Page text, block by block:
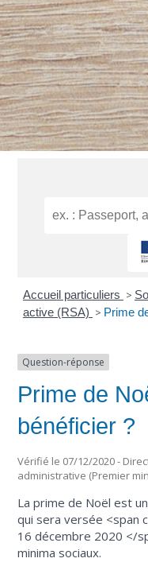
Accueil particuliers >
active (RSA) > Prime
Question-réponse
Prime de
bénéficier ?
Vérifié le 07/12/2020 -
administrative (Premier
La prime de Noël est
qui sera versée <span
16 décembre 2020 </
minima sociaux.